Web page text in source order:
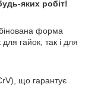
яких робіт!
форма
гайок, так і для
що гарантує